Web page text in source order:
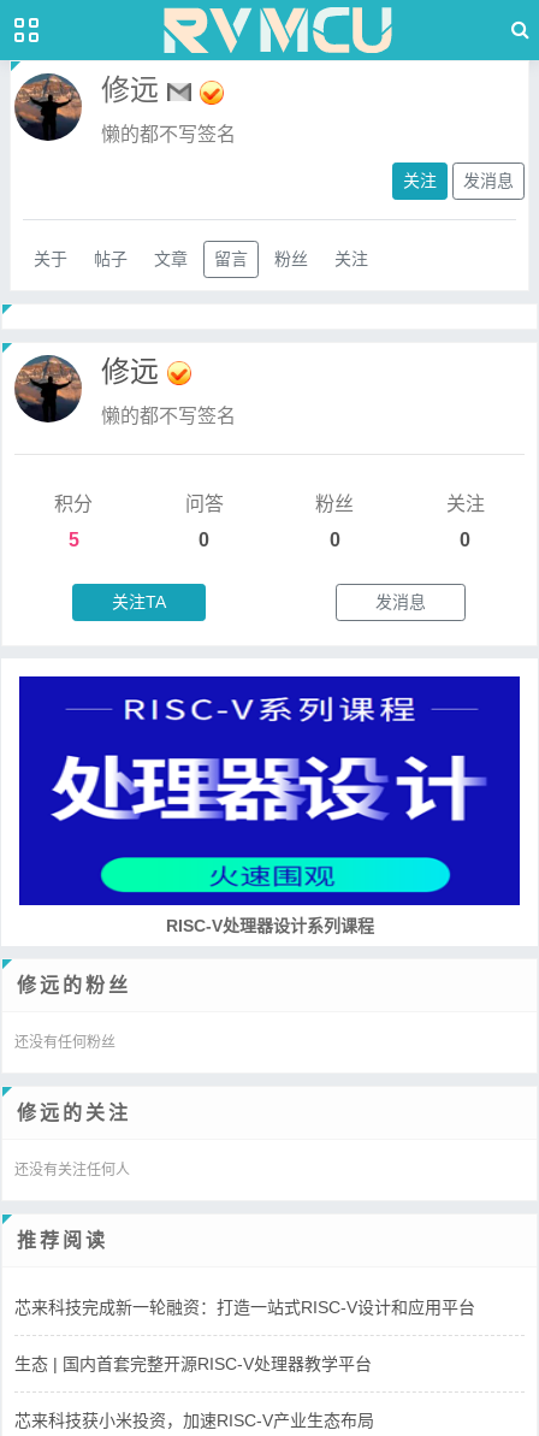
修远
懒的都不写签名
关注 发消息
关于 帖子 文章 留言 粉丝 关注
修远
懒的都不写签名
积分
5
问答
0
粉丝
0
关注
0
关注TA 发消息
RISC-V处理器设计系列课程
修远的粉丝
还没有任何粉丝
修远的关注
还没有关注任何人
推荐阅读
芯来科技完成新一轮融资：打造一站式RISC-V设计和应用平台
生态 | 国内首套完整开源RISC-V处理器教学平台
芯来科技获小米投资，加速RISC-V产业生态布局